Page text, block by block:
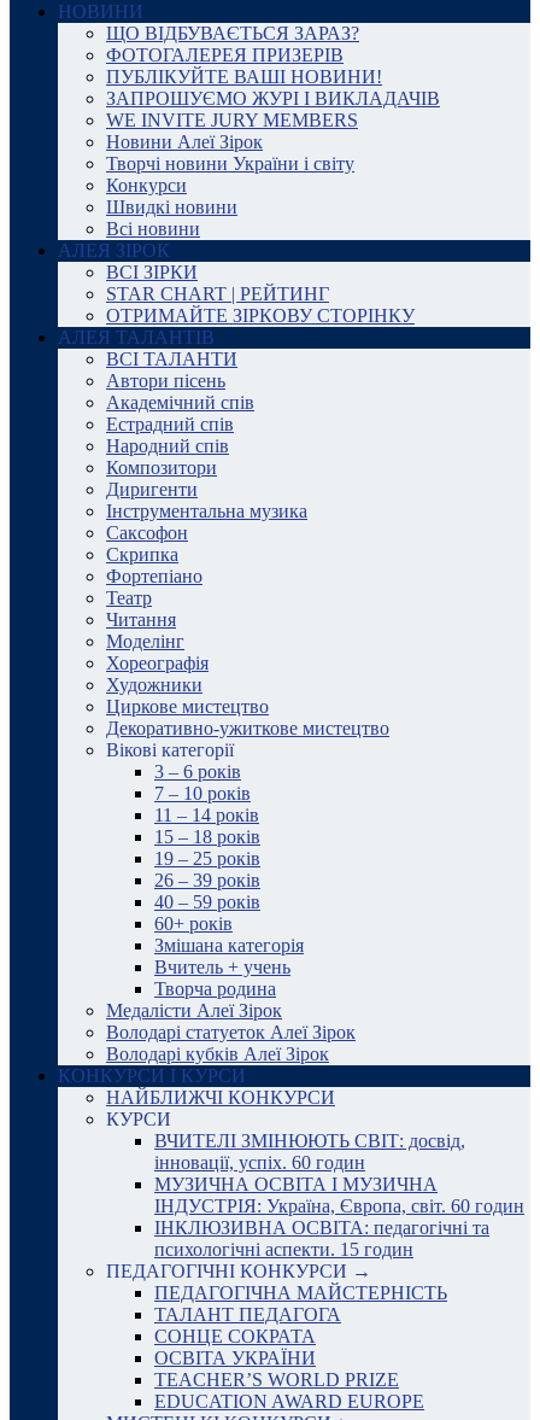
НОВИНИ
ЩО ВІДБУВАЄТЬСЯ ЗАРАЗ?
ФОТОГАЛЕРЕЯ ПРИЗЕРІВ
ПУБЛІКУЙТЕ ВАШІ НОВИНИ!
ЗАПРОШУЄМО ЖУРІ І ВИКЛАДАЧІВ
WE INVITE JURY MEMBERS
Новини Алеї Зірок
Творчі новини України і світу
Конкурси
Швидкі новини
Всі новини
АЛЕЯ ЗІРОК
ВСІ ЗІРКИ
STAR CHART | РЕЙТИНГ
ОТРИМАЙТЕ ЗІРКОВУ СТОРІНКУ
АЛЕЯ ТАЛАНТІВ
ВСІ ТАЛАНТИ
Автори пісень
Академічний спів
Естрадний спів
Народний спів
Композитори
Диригенти
Інструментальна музика
Саксофон
Скрипка
Фортепіано
Театр
Читання
Моделінг
Хореографія
Художники
Циркове мистецтво
Декоративно-ужиткове мистецтво
Вікові категорії
3 – 6 років
7 – 10 років
11 – 14 років
15 – 18 років
19 – 25 років
26 – 39 років
40 – 59 років
60+ років
Змішана категорія
Вчитель + учень
Творча родина
Медалісти Алеї Зірок
Володарі статуеток Алеї Зірок
Володарі кубків Алеї Зірок
КОНКУРСИ І КУРСИ
НАЙБЛИЖЧІ КОНКУРСИ
КУРСИ
ВЧИТЕЛІ ЗМІНЮЮТЬ СВІТ: досвід,
інновації, успіх. 60 годин
МУЗИЧНА ОСВІТА І МУЗИЧНА
ІНДУСТРІЯ: Україна, Європа, світ. 60 годин
ІНКЛЮЗИВНА ОСВІТА: педагогічні та
психологічні аспекти. 15 годин
ПЕДАГОГІЧНІ КОНКУРСИ →
ПЕДАГОГІЧНА МАЙСТЕРНІСТЬ
ТАЛАНТ ПЕДАГОГА
СОНЦЕ СОКРАТА
ОСВІТА УКРАЇНИ
TEACHER’S WORLD PRIZE
EDUCATION AWARD EUROPE